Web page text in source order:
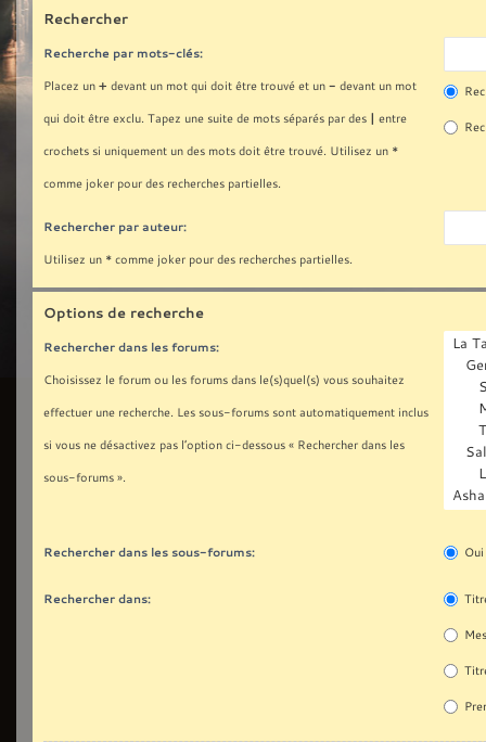
Rechercher
Recherche par mots-clés:
Placez un + devant un mot qui doit être trouvé et un - devant un mot
qui doit être exclu. Tapez une suite de mots séparés par des | entre
crochets si uniquement un des mots doit être trouvé. Utilisez un *
comme joker pour des recherches partielles.
Rechercher par auteur:
Utilisez un * comme joker pour des recherches partielles.
Options de recherche
Rechercher dans les forums:
Choisissez le forum ou les forums dans le(s)quel(s) vous souhaitez
effectuer une recherche. Les sous-forums sont automatiquement inclus
si vous ne désactivez pas l’option ci-dessous « Rechercher dans les
sous-forums ».
Rechercher dans les sous-forums: Oui
Rechercher dans: